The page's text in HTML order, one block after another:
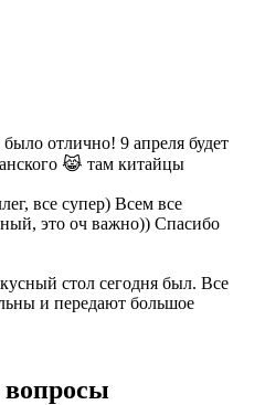
отлично! 9 апреля будет
😹 там китайцы
все супер) Всем все
это оч важно)) Спасибо
стол сегодня был. Все
и передают большое
вопросы